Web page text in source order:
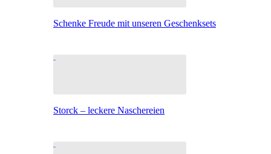
Schenke Freude mit unseren Geschenksets
Storck – leckere Naschereien